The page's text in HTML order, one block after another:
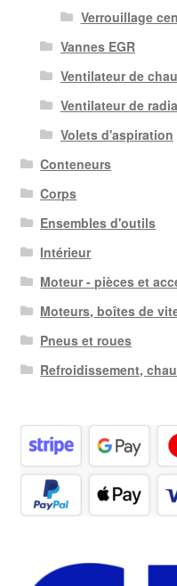
Verrouillage
Vannes EGR
Ventilateur de
Ventilateur de
Volets d'aspiration
Conteneurs
Corps
Ensembles d'outils
Intérieur
Moteur - pièces et
Moteurs, boîtes de
Pneus et roues
Refroidissement,